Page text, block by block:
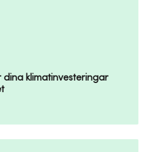
klimatinvesteringar